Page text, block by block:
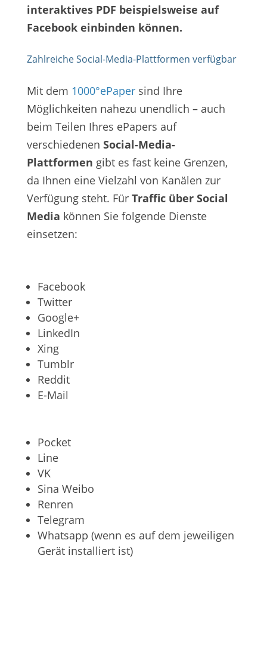
interaktives PDF beispielsweise auf
Facebook einbinden können.
Zahlreiche Social-Media-Plattformen verfügbar
Mit dem 1000°ePapersind Ihre
Möglichkeiten nahezu unendlich – auch
beim Teilen Ihres ePapers auf
verschiedenen Social-Media-
Plattformen gibt es fast keine Grenzen,
da Ihnen eine Vielzahl von Kanälen zur
Verfügung steht. Für Traffic über Social
Media können Sie folgende Dienste
einsetzen:
Facebook
Twitter
Google+
LinkedIn
Xing
Tumblr
Reddit
E-Mail
Pocket
Line
VK
Sina Weibo
Renren
Telegram
Whatsapp (wenn es auf dem jeweiligen
Gerät installiert ist)